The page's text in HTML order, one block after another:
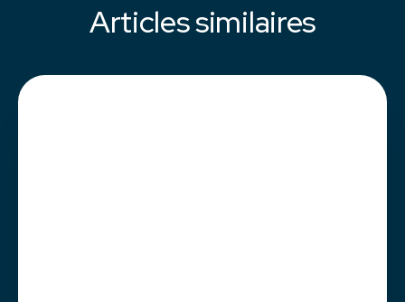
Articles similaires